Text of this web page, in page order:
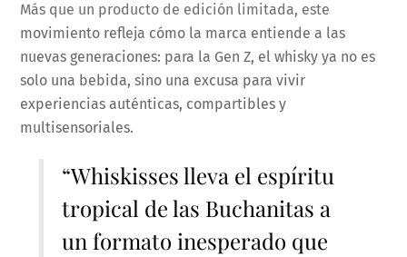
Más que un producto de edición limitada, este
movimiento refleja cómo la marca entiende a las
nuevas generaciones: para la Gen Z, el whisky ya no es
solo una bebida, sino una excusa para vivir
experiencias auténticas, compartibles y
multisensoriales.
“Whiskisses lleva el espíritu
tropical de las Buchanitas a
un formato inesperado que